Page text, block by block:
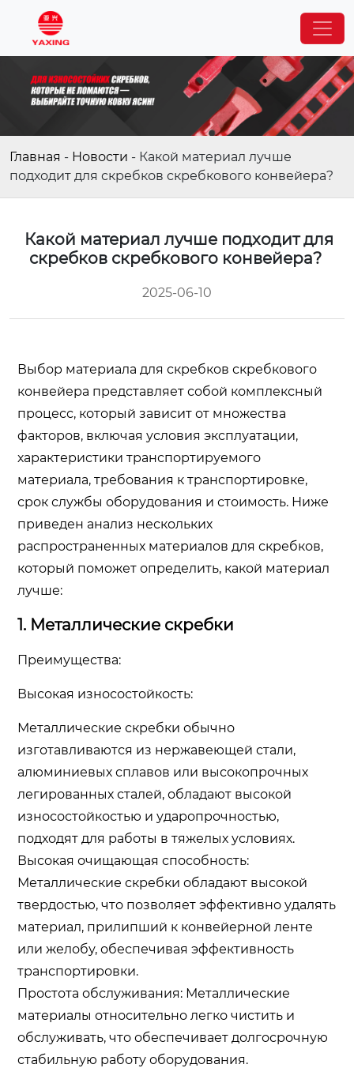
Главная - Новости - Какой материал лучше
подходит для скребков скребкового конвейера?
Какой материал лучше подходит для
скребков скребкового конвейера?
2025-06-10
Выбор материала для скребков скребкового
конвейера представляет собой комплексный
процесс, который зависит от множества
факторов, включая условия эксплуатации,
характеристики транспортируемого
материала, требования к транспортировке,
срок службы оборудования и стоимость. Ниже
приведен анализ нескольких
распространенных материалов для скребков,
который поможет определить, какой материал
лучше:
1. Металлические скребки
Преимущества:
Высокая износостойкость:
Металлические скребки обычно
изготавливаются из нержавеющей стали,
алюминиевых сплавов или высокопрочных
легированных сталей, обладают высокой
износостойкостью и ударопрочностью,
подходят для работы в тяжелых условиях.
Высокая очищающая способность:
Металлические скребки обладают высокой
твердостью, что позволяет эффективно удалять
материал, прилипший к конвейерной ленте
или желобу, обеспечивая эффективность
транспортировки.
Простота обслуживания: Металлические
материалы относительно легко чистить и
обслуживать, что обеспечивает долгосрочную
стабильную работу оборудования.